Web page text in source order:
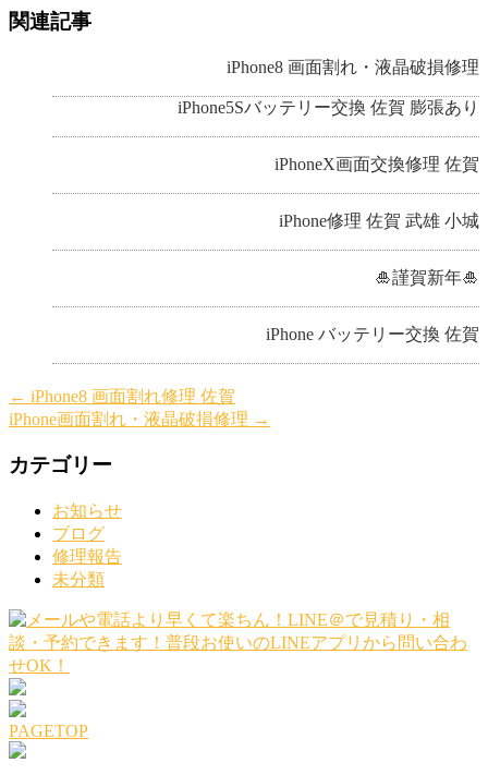
関連記事
iPhone8 画面割れ・液晶破損修理
iPhone5Sバッテリー交換 佐賀 膨張あり
iPhoneX画面交換修理 佐賀
iPhone修理 佐賀 武雄 小城
🎍謹賀新年🎍
iPhone バッテリー交換 佐賀
← iPhone8 画面割れ修理 佐賀
iPhone画面割れ・液晶破損修理 →
カテゴリー
お知らせ
ブログ
修理報告
未分類
PAGETOP